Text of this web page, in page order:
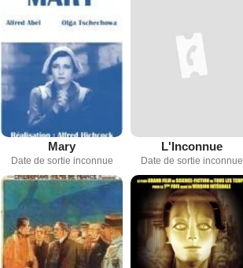
Mary
Date de sortie inconnue
L'Inconnue
Date de sortie inconnue